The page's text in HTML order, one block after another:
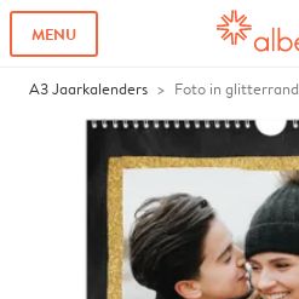
MENU
A3 Jaarkalenders Foto in glitterrand